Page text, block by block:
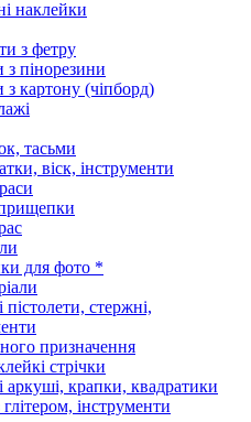
наклейки
з фетру
з пінорезини
з картону (чіпборд)
тасьми
віск, інструменти
для фото *
пістолети, стержні,
призначення
стрічки
аркуші, крапки, квадратики
глітером, інструменти